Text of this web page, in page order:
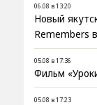
06.08 в 13:20
Новый
Remembers
05.08 в 17:36
Фильм
05.08 в 17:23